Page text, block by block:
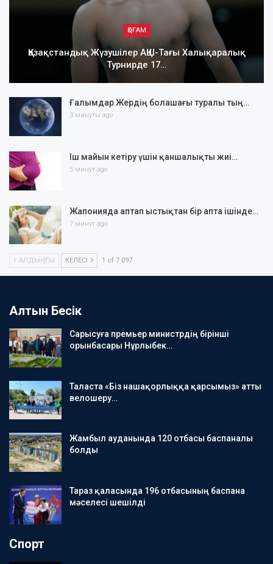
ҚОҒАМ
Қазақстандық Жүзушілер АҚШ-Тағы Халықаралық
Турнирде 17…
Ғалымдар Жердің болашағы туралы тың…
3 минуты ago
Іш майын кетіру үшін қаншалықты жиі…
5 минут ago
Жапонияда аптап ыстықтан бір апта ішінде…
7 минут ago
АЛДЫҢҒЫ КЕЛЕСІ 1 of 7 097
Алтын Бесік
Сарысуға премьер министрдің бірінші
орынбасары Нұрлыбек…
Таласта «Біз нашақорлыққа қарсымыз» атты
велошеру…
Жамбыл ауданында 120 отбасы баспаналы
болды
Тараз қаласында 196 отбасының баспана
мәселесі шешілді
Спорт